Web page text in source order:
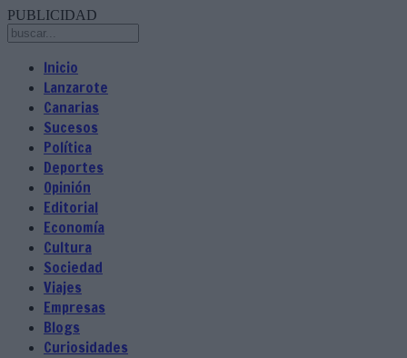
PUBLICIDAD
Inicio
Lanzarote
Canarias
Sucesos
Política
Deportes
Opinión
Editorial
Economía
Cultura
Sociedad
Viajes
Empresas
Blogs
Curiosidades